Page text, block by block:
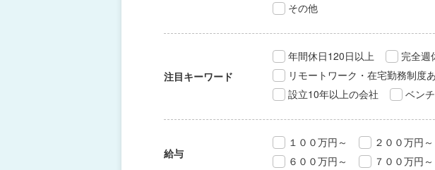
その他
注目キーワード
年間休日120日以上 完全週
リモートワーク・在宅勤務制度
設立10年以上の会社
ベン
給与
１００万円～ ２００万円～
６００万円～
７００万円～